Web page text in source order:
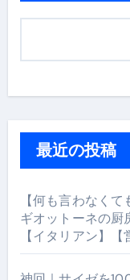
最近の投稿
【何も言わなく
ギオットーネの厨
【イタリアン】【